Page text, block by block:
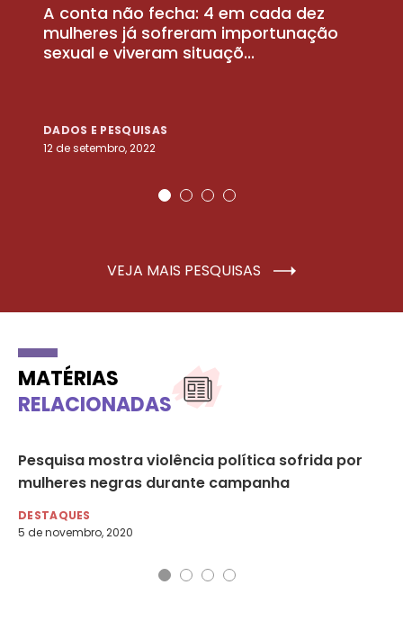
A conta não fecha: 4 em cada dez
mulheres já sofreram importunação
sexual e viveram situaçõ...
DADOS E PESQUISAS
12 de setembro, 2022
VEJA MAIS PESQUISAS
MATÉRIAS
RELACIONADAS
Pesquisa mostra violência política sofrida por
mulheres negras durante campanha
DESTAQUES
5 de novembro, 2020